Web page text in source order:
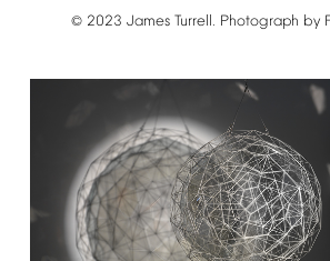
© 2023 James Turrell. Photograph by